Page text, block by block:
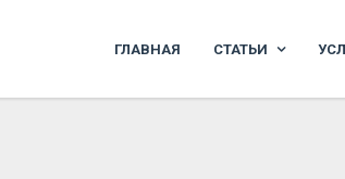
ГЛАВНАЯ СТАТЬИ